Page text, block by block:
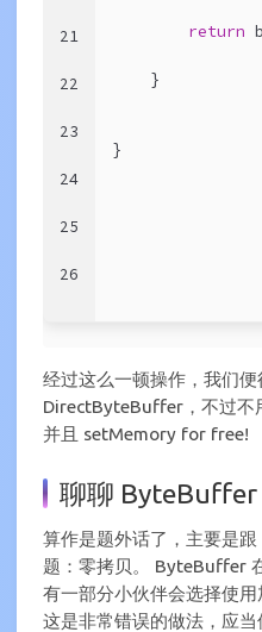
21
22
23
24
25
26
return
    }
}
经过这么一顿操作，我们
DirectByteBuffer，不过不
并且 setMemory for free!
聊聊 ByteBuffer
算作是题外话了，主要是
题：零拷贝。 ByteBuffer
有一部分小伙伴会选择使
这是非常错误的做法，应